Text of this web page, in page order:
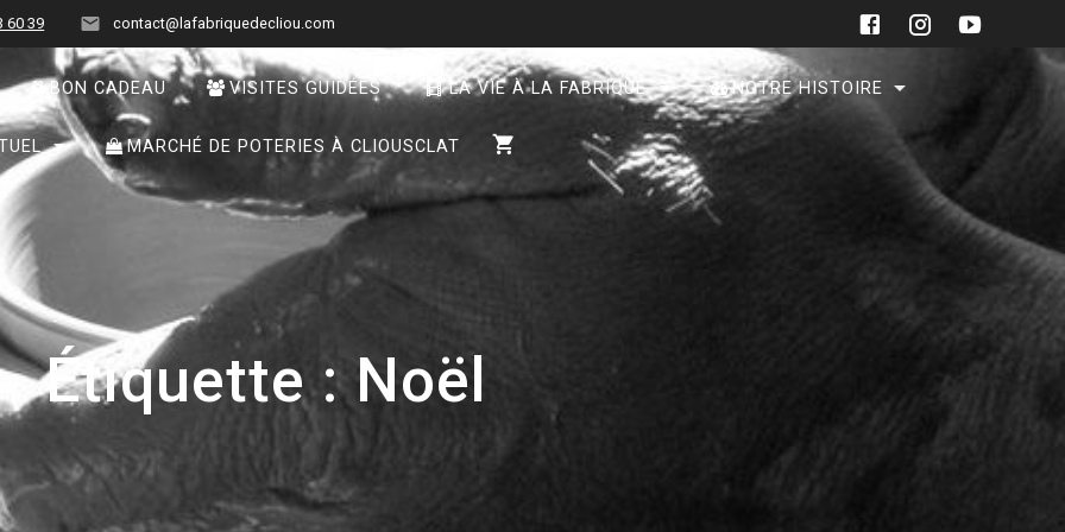
60 39 contact@lafabriquedecliou.com
BON CADEAU VISITES GUIDÉES LA VIE À LA FABRIQUE NOTRE HISTOIRE
MARCHÉ DE POTERIES À CLIOUSCLAT
Étiquette :Noël